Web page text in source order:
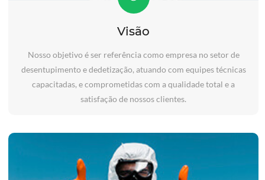
Visão
Nosso objetivo é ser referência como empresa no setor de
desentupimento e dedetização, atuando com equipes técnicas
capacitadas, e comprometidas com a qualidade total e a
satisfação de nossos clientes.